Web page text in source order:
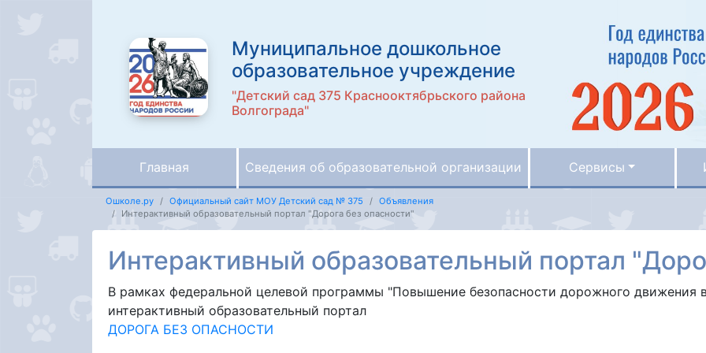
Муниципальное дошкольное
образовательное учреждение
"Детский сад 375 Краснооктябрьского района
Волгограда"
Главная Сведения об образовательной организации Сервисы
Ошколе.ру Официальный сайт МОУ Детский сад № 375
Объявления
Интерактивный образовательный портал "Дорога без опасности"
Интерактивный образовательный портал
В рамках федеральной целевой программы "Повышение безопасности дорожного движения
интерактивный образовательный портал
ДОРОГА БЕЗ ОПАСНОСТИ